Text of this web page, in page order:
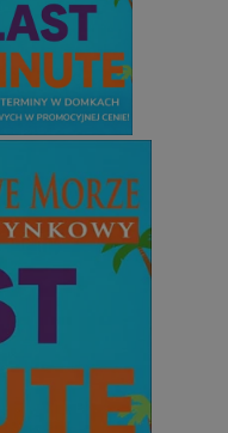
.rfihub.com